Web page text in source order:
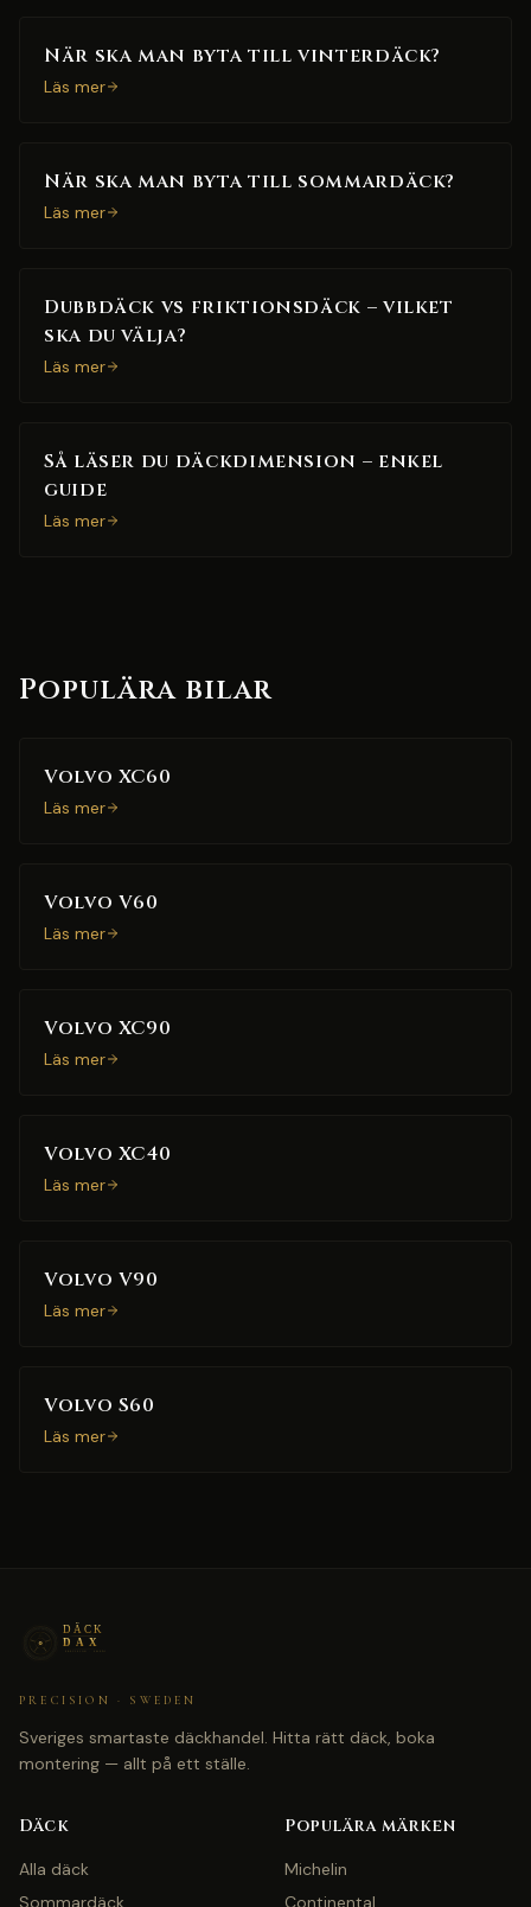
När ska man byta till vinterdäck?
Läs mer
När ska man byta till sommardäck?
Läs mer
Dubbdäck vs friktionsdäck – vilket
ska du välja?
Läs mer
Så läser du däckdimension – enkel
guide
Läs mer
Populära bilar
Volvo XC60
Läs mer
Volvo V60
Läs mer
Volvo XC90
Läs mer
Volvo XC40
Läs mer
Volvo V90
Läs mer
Volvo S60
Läs mer
PRECISION · SWEDEN
Sveriges smartaste däckhandel. Hitta rätt däck, boka
montering — allt på ett ställe.
Däck
Alla däck
Sommardäck
Populära märken
Michelin
Continental